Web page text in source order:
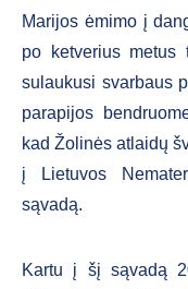
Marijos ėmimo į
po ketverius metus
sulaukusi svarbaus
parapijos
kad Žolinės atlaidų
į Lietuvos
sąvadą.
Kartu į šį sąvadą